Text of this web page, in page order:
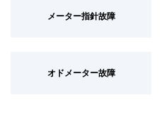
メーター指針故障
オドメーター故障